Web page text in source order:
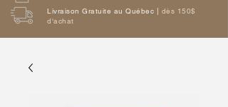
Livraison Gratuite au Québec | dès 150$
d'achat